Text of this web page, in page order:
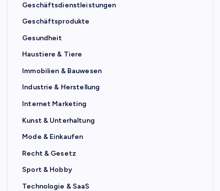
Geschäftsdienstleistungen
Geschäftsprodukte
Gesundheit
Haustiere & Tiere
Immobilien & Bauwesen
Industrie & Herstellung
Internet Marketing
Kunst & Unterhaltung
Mode & Einkaufen
Recht & Gesetz
Sport & Hobby
Technologie & SaaS